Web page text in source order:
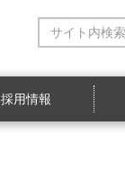
イ
内
検
採用情報